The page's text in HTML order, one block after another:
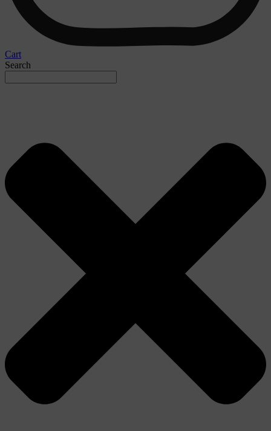
Cart
Search